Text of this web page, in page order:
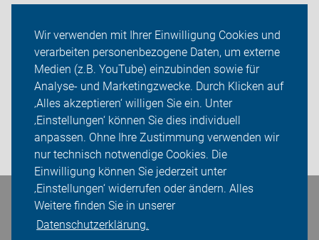
Wir verwenden mit Ihrer Einwilligung Cookies und
verarbeiten personenbezogene Daten, um externe
Medien (z.B. YouTube) einzubinden sowie für
Analyse- und Marketingzwecke. Durch Klicken auf
‚Alles akzeptieren‘ willigen Sie ein. Unter
‚Einstellungen‘ können Sie dies individuell
anpassen. Ohne Ihre Zustimmung verwenden wir
nur technisch notwendige Cookies. Die
Einwilligung können Sie jederzeit unter
‚Einstellungen‘ widerrufen oder ändern. Alles
Weitere finden Sie in unserer
Datenschutzerklärung.
ADFC Dorsten
Sei dabei
Presse
Login
Bleiben Sie in Kontakt